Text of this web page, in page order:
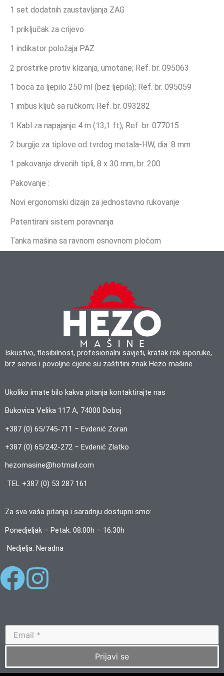
1 set dodatnih zaustavljanja ZAG
1 priključak za crijevo
1 indikator položaja PAZ
2 prostirke protiv klizanja, umotane; Ref. br. 095063
1 boca za ljepilo 250 ml (bez ljepila); Ref. br. 095059
1 imbus ključ sa ručkom; Ref. br. 093282
1 Kabl za napajanje 4 m (13,1 ft); Ref. br. 077015
2 burgije za tiplove od tvrdog metala-HW, dia. 8 mm
1 pakovanje drvenih tipli, 8 x 30 mm, br. 200
Pakovanje :
Novi ergonomski dizajn za jednostavno rukovanje
Patentirani sistem poravnanja
Tanka mašina sa ravnom osnovnom pločom
Iskustvo, flesibilnost, profesionalni savjeti, kratak rok isporuke,
brz servis i povoljne cijene su zaštitini znak Hezo mašine.
Ukoliko imate bilo kakva pitanja kontaktirajte nas
Bukovica Velika 117 A, 74000 Doboj
+387 (0) 65/745-711 – Evdenić Zoran
+387 (0) 65/242-272 – Evdenić Zlatko
hezomasine@hotmail.com
TEL +387 (0) 53 287 161
Za sva vaša pitanja i saradnju dostupni smo:
Ponedjeljak – Petak: 08:00h – 16:30h
Nedjelja: Neradna
Prijavi se